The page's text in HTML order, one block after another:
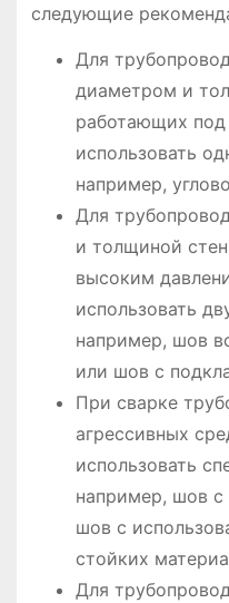
следующие
Для
диаметром и
работающих
использовать
например,
Для
и толщиной
высоким
использовать
например, шов
или шов с
При сварке
агрессивных
использовать
например, шов
шов с
стойких
Для